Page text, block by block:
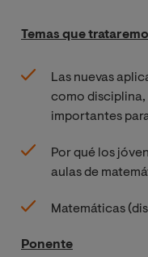
Temas que
Las nuevas
como
importantes
Por qué los
aulas de
Matemáticas
Ponente